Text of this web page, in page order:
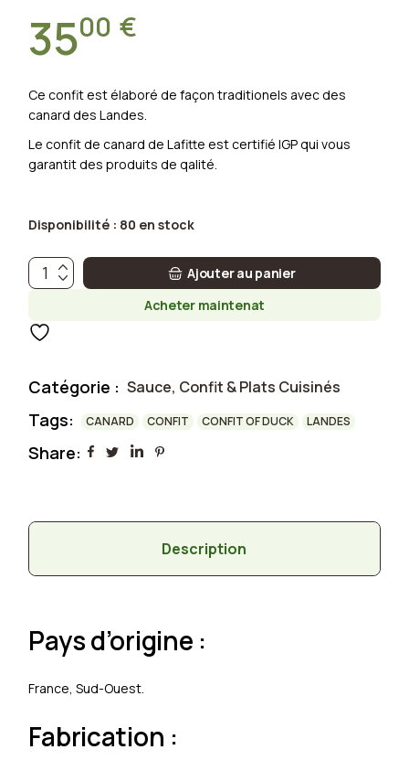
3500 €
Ce confit est élaboré de façon traditionels avec des
canard des Landes.
Le confit de canard de Lafitte est certifié IGP qui vous
garantit des produits de qalité.
Disponibilité : 80 en stock
Confit de canard des Landes - 5 cuisses quantité
Ajouter au panier
Acheter maintenat
Catégorie : Sauce, Confit & Plats Cuisinés
Tags: CANARD CONFIT CONFIT OF DUCK LANDES
Share:
Description
Pays d’origine :
France, Sud-Ouest.
Fabrication :